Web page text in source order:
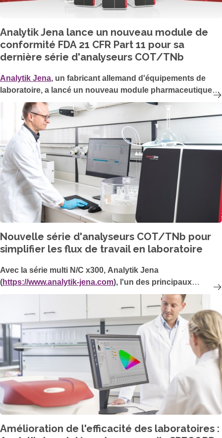
Analytik Jena lance un nouveau module de
conformité FDA 21 CFR Part 11 pour sa
dernière série d'analyseurs COT/TNb
Analytik Jena, un fabricant allemand d'équipements de
laboratoire, a lancé un nouveau module pharmaceutique
de son logiciel multiWin pro, qui permet d'exploiter ses
analyseurs COT/TNb. Ce module logiciel en option permet
une conformité totale à la norme FDA 21 CFR Part 11 et
l'intégrité des données dans l'industrie pharmaceutique
hautement réglementée.
Nouvelle série d'analyseurs COT/TNb pour
simplifier les flux de travail en laboratoire
Avec la série multi N/C x300, Analytik Jena
(https://www.analytik-jena.com), l'un des principaux
fabricants mondiaux de technologies de mesure
analytique en laboratoire, lance de nouveaux analyseurs
TOC/TN
prometteurs. Grâce à sa conception robuste et
conviviale, à ses options d'automatisation flexibles et à
son nouveau logiciel intuitif, la série multi-N/C x300 fournit
des instruments faciles à utiliser, à haut débit et optimisés
en termes de coûts pour l'analyse environnementale et le
secteur pharmaceutique.
Amélioration de l'efficacité des laboratoires :